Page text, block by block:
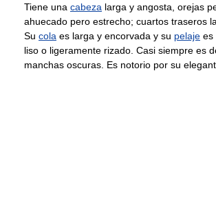
Tiene una cabeza larga y angosta, orejas
ahuecado pero estrecho; cuartos traseros
Su cola es larga y encorvada y su pelaje es
liso o ligeramente rizado. Casi siempre es
manchas oscuras. Es notorio por su